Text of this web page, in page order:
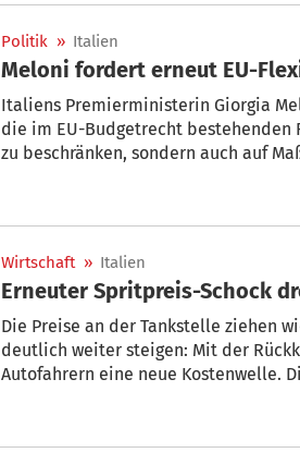
Politik » Italien
Meloni fordert erneut EU-
Italiens Premierministerin Giorgia
die im EU-Budgetrecht
zu beschränken, sondern auch auf
Wirtschaft » Italien
Erneuter Spritpreis-Schock
Die Preise an der Tankstelle ziehen
deutlich weiter steigen: Mit der
Autofahrern eine neue Kostenwelle.